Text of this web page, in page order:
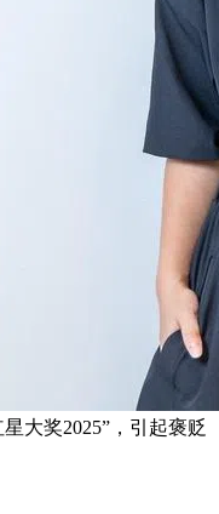
大奖2025”，引起褒贬